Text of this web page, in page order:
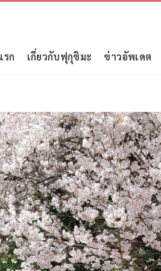
ก เกี่ยวกับฟุกุชิมะ ข่าวอัพเดต